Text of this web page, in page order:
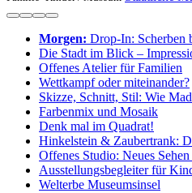
Morgen: Drop-In: Scherben
Die Stadt im Blick –
Offenes Atelier für Familien
Wettkampf oder miteinander?
Skizze, Schnitt, Stil: Wie
Farbenmix und Mosaik
Denk mal im Quadrat!
Hinkelstein & Zaubertrank:
Offenes Studio: Neues
Ausstellungsbegleiter für
Welterbe Museumsinsel